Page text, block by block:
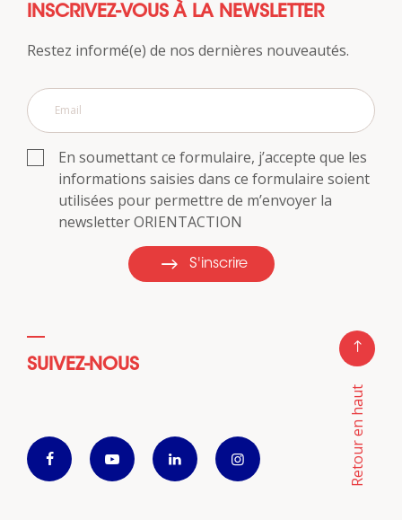
INSCRIVEZ-VOUS À LA NEWSLETTER
Restez informé(e) de nos dernières nouveautés.
En soumettant ce formulaire, j’accepte que les
informations saisies dans ce formulaire soient
utilisées pour permettre de m’envoyer la
newsletter ORIENTACTION
S'inscrire
SUIVEZ-NOUS
Retour en haut